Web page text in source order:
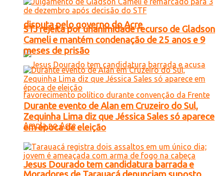
disputa pelo governo do Acre
Jesus Dourado tem candidatura barrada e
STJ rejeita por unanimidade recurso de Gladson
Cameli e mantém condenação de 25 anos e 9
meses de prisão
Durante evento de Alan em Cruzeiro do Sul,
Zequinha Lima diz que Jéssica Sales só aparece
em época de eleição